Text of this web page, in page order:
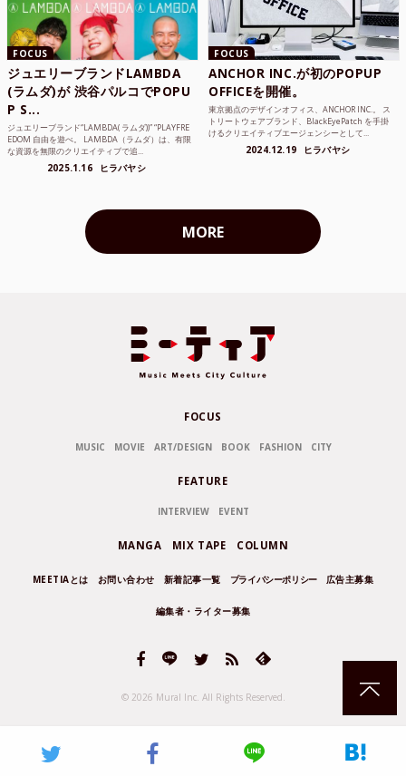
FOCUS
ジュエリーブランドLAMBDA
(ラムダ)が 渋谷パルコでPOPU
P S...
ジュエリーブランド“LAMBDA( ラムダ))” “PLAYFRE
EDOM 自由を遊べ。 LAMBDA（ラムダ）は、有限
な資源を無限のクリエイティブで追...
2025.1.16 ヒラバヤシ
FOCUS
ANCHOR INC.が初のPOPUP
OFFICEを開催。
東京拠点のデザインオフィス、ANCHOR INC.。 ス
トリートウェアブランド、BlackEyePatch を手掛
けるクリエイティブエージェンシーとして...
2024.12.19 ヒラバヤシ
MORE
FOCUS
MUSIC MOVIE ART/DESIGN BOOK FASHION CITY
FEATURE
INTERVIEW EVENT
MANGA MIX TAPE COLUMN
MEETIAとは お問い合わせ 新着記事一覧 プライバシーポリシー 広告主募集
編集者・ライター募集
© 2026 Mural Inc. All Rights Reserved.